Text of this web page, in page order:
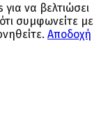
να βελτιώσει
συμφωνείτε με
Αποδοχή